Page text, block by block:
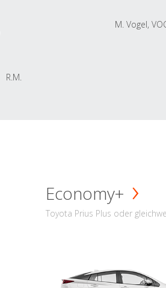
R.M.
M. Vogel,
Economy+
Toyota Prius Plus oder